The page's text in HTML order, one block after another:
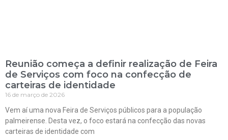
Reunião começa a definir realização de Feira
de Serviços com foco na confecção de
carteiras de identidade
16 de março de 2026
Vem aí uma nova Feira de Serviços públicos para a população
palmeirense. Desta vez, o foco estará na confecção das novas
carteiras de identidade com